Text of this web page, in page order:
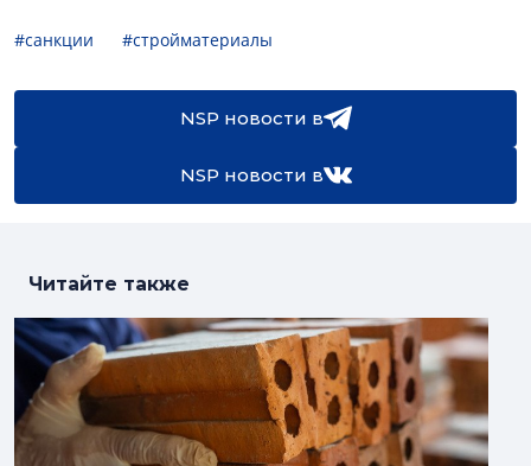
#санкции #стройматериалы
NSP новости в
NSP новости в
Читайте также